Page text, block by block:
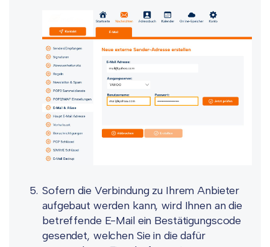
Sofern die Verbindung zu Ihrem Anbieter
aufgebaut werden kann, wird Ihnen an die
betreffende E-Mail ein Bestätigungscode
gesendet, welchen Sie in die dafür